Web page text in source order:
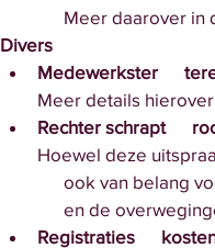
Meer daarover
Divers
Medewerkster
Meer details
Rechter schrapt
Hoewel deze
ook van
en de
Registraties